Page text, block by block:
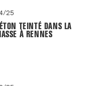
25
TEINTÉ DANS LA
À RENNES